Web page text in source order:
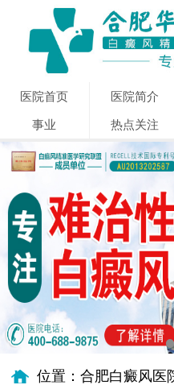
医院首页 医院简介
事业 热点关注
位置：合肥白癜风医